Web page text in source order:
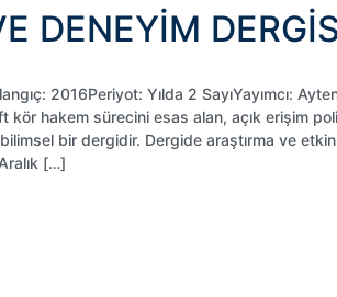
DENEYIM
2016Periyot: Yılda 2 SayıYayımcı:
kör hakem sürecini esas alan, açık erişim
bir dergidir. Dergide araştırma ve
[…]